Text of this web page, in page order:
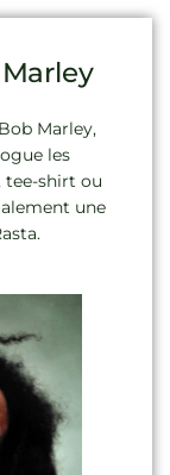
Marley,
les
tee-shirt ou
une